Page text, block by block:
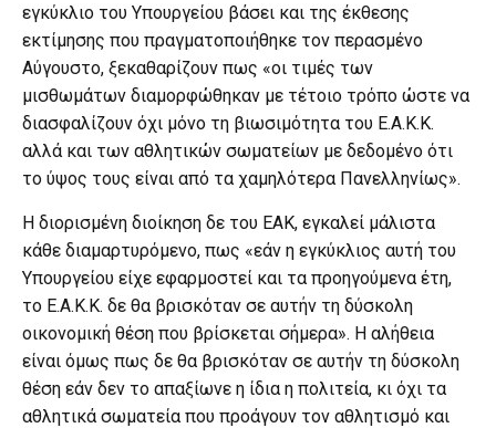
εγκύκλιο του Υπουργείου βάσει και της έκθεσης
εκτίμησης που πραγματοποιήθηκε τον περασμένο
Αύγουστο, ξεκαθαρίζουν πως «οι τιμές των
μισθωμάτων διαμορφώθηκαν με τέτοιο τρόπο ώστε να
διασφαλίζουν όχι μόνο τη βιωσιμότητα του Ε.Α.Κ.Κ.
αλλά και των αθλητικών σωματείων με δεδομένο ότι
το ύψος τους είναι από τα χαμηλότερα Πανελληνίως».
Η διορισμένη διοίκηση δε του ΕΑΚ, εγκαλεί μάλιστα
κάθε διαμαρτυρόμενο, πως «εάν η εγκύκλιος αυτή του
Υπουργείου είχε εφαρμοστεί και τα προηγούμενα έτη,
το Ε.Α.Κ.Κ. δε θα βρισκόταν σε αυτήν τη δύσκολη
οικονομική θέση που βρίσκεται σήμερα». Η αλήθεια
είναι όμως πως δε θα βρισκόταν σε αυτήν τη δύσκολη
θέση εάν δεν το απαξίωνε η ίδια η πολιτεία, κι όχι τα
αθλητικά σωματεία που προάγουν τον αθλητισμό και